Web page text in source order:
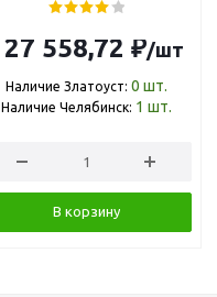
27 558,72 ₽/шт
Наличие Златоуст: 0 шт.
Наличие Челябинск: 1 шт.
В корзину